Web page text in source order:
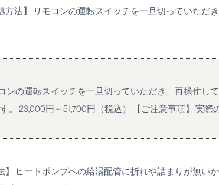
法】 リモコンの運転スイッチを一旦切っていただ
ンの運転スイッチを一旦切っていただき、再操作し
23,000円～51,700円（税込） 【ご注意事項】 実際
ヒートポンプへの給湯配管に折れや詰まりが無い